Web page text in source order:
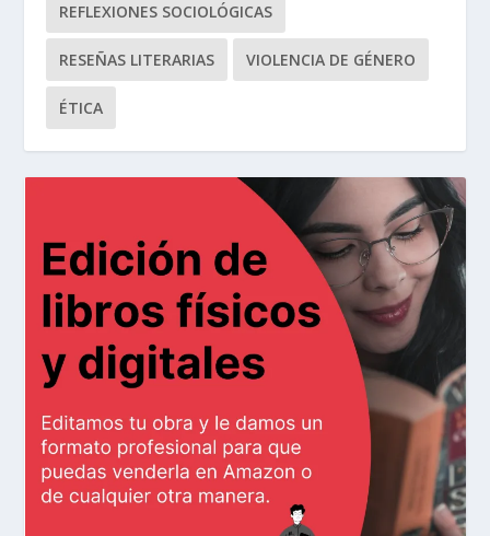
REFLEXIONES SOCIOLÓGICAS
RESEÑAS LITERARIAS VIOLENCIA DE GÉNERO
ÉTICA